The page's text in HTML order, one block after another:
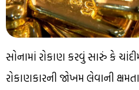
સોનામાં રોકાણ કરવું સારું કે
રોકાણકારની જોખમ લેવાની